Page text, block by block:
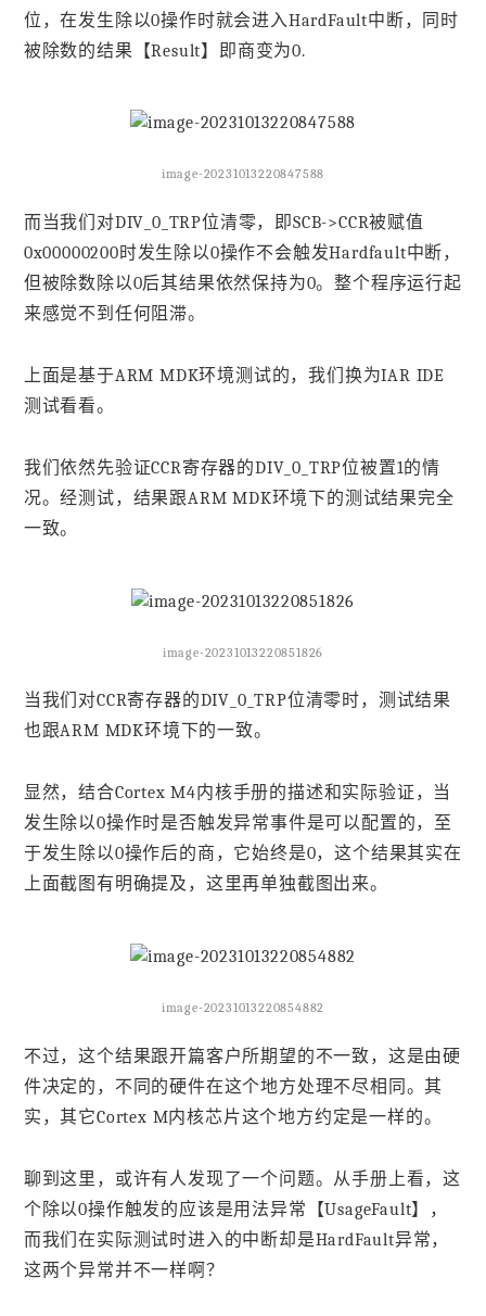
位，在发生除以0操作时就会进入HardFault中断，同时
被除数的结果【Result】即商变为0.
image-20231013220847588
而当我们对DIV_0_TRP位清零，即SCB->CCR被赋值
0x00000200时发生除以0操作不会触发Hardfault中断，
但被除数除以0后其结果依然保持为0。整个程序运行起
来感觉不到任何阻滞。
上面是基于ARM MDK环境测试的，我们换为IAR IDE
测试看看。
我们依然先验证CCR寄存器的DIV_0_TRP位被置1的情
况。经测试，结果跟ARM MDK环境下的测试结果完全
一致。
image-20231013220851826
当我们对CCR寄存器的DIV_0_TRP位清零时，测试结果
也跟ARM MDK环境下的一致。
显然，结合Cortex M4内核手册的描述和实际验证，当
发生除以0操作时是否触发异常事件是可以配置的，至
于发生除以0操作后的商，它始终是0，这个结果其实在
上面截图有明确提及，这里再单独截图出来。
image-20231013220854882
不过，这个结果跟开篇客户所期望的不一致，这是由硬
件决定的，不同的硬件在这个地方处理不尽相同。其
实，其它Cortex M内核芯片这个地方约定是一样的。
聊到这里，或许有人发现了一个问题。从手册上看，这
个除以0操作触发的应该是用法异常【UsageFault】，
而我们在实际测试时进入的中断却是HardFault异常，
这两个异常并不一样啊？